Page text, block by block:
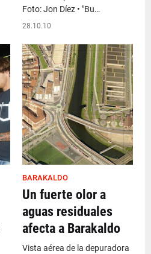
Foto: Jon Díez • "Bu…
28.10.10
BARAKALDO
Un fuerte olor a
aguas residuales
afecta a Barakaldo
Vista aérea de la depuradora